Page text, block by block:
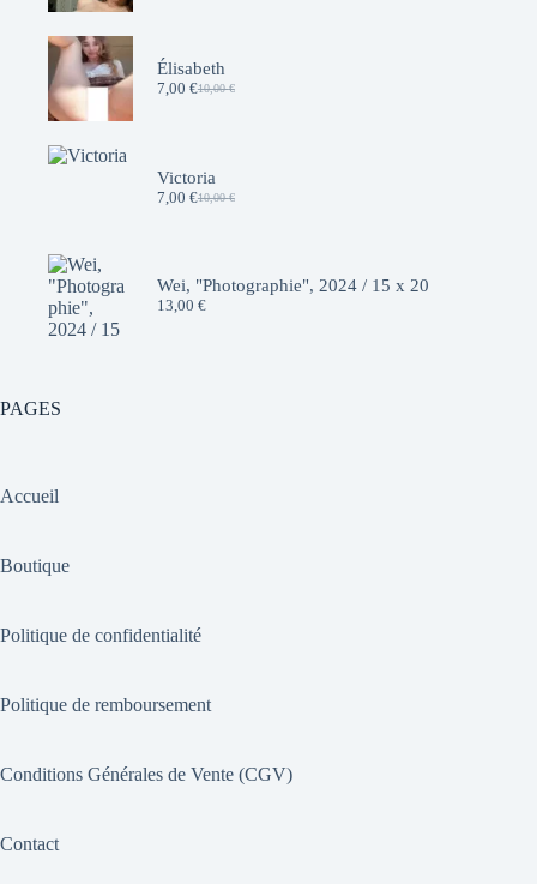
Élisabeth
10,00€
Le
10,00 €.
7,00 €Le
7,00 €.
Victoria
10,00€
Le
10,00 €.
7,00 €Le
7,00 €.
Wei, "Photographie", 2024 / 15 x 20
13,00 €
PAGES
Accueil
Boutique
Politique de confidentialité
Politique de remboursement
Conditions Générales de Vente (CGV)
Contact